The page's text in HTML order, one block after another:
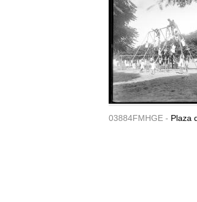
03884FMHGE - Plaza